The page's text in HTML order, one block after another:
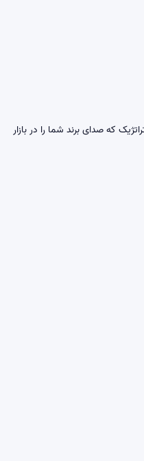
که صدای برند شما را در بازار